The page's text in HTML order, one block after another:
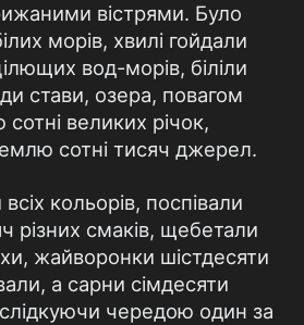
вістрями. Було
морів, хвилі гойдали
вод-морів, біліли
стави, озера, повагом
великих річок,
сотні тисяч джерел.
кольорів, поспівали
різних смаків, щебетали
жайворонки шістдесяти
а сарни сімдесяти
чередою один за